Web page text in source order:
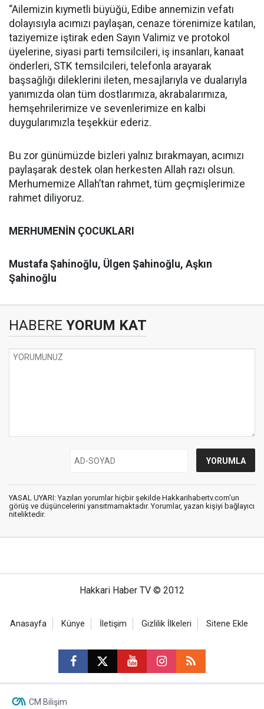
“Ailemizin kıymetli büyüğü, Edibe annemizin vefatı
dolayısıyla acımızı paylaşan, cenaze törenimize katılan,
taziyemize iştirak eden Sayın Valimiz ve protokol
üyelerine, siyasi parti temsilcileri, iş insanları, kanaat
önderleri, STK temsilcileri, telefonla arayarak
başsağlığı dileklerini ileten, mesajlarıyla ve dualarıyla
yanımızda olan tüm dostlarımıza, akrabalarımıza,
hemşehrilerimize ve sevenlerimize en kalbi
duygularımızla teşekkür ederiz.
Bu zor günümüzde bizleri yalnız bırakmayan, acımızı
paylaşarak destek olan herkesten Allah razı olsun.
Merhumemize Allah’tan rahmet, tüm geçmişlerimize
rahmet diliyoruz.
MERHUMENİN ÇOCUKLARI
Mustafa Şahinoğlu, Ülgen Şahinoğlu, Aşkın
Şahinoğlu
HABERE YORUM KAT
YASAL UYARI: Yazılan yorumlar hiçbir şekilde Hakkarihabertv.com’un
görüş ve düşüncelerini yansıtmamaktadır. Yorumlar, yazan kişiyi bağlayıcı
niteliktedir.
Hakkari Haber TV © 2012
Anasayfa Künye İletişim Gizlilik İlkeleri Sitene Ekle
CM Bilişim